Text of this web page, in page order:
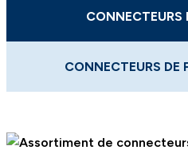
CONNECTEURS
CONNECTEURS DE